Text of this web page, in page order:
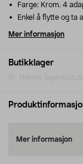
Butikklager
Farge: Krom. 4
Enkel å flytte og ta
Mer informasjon
Mer informasjon